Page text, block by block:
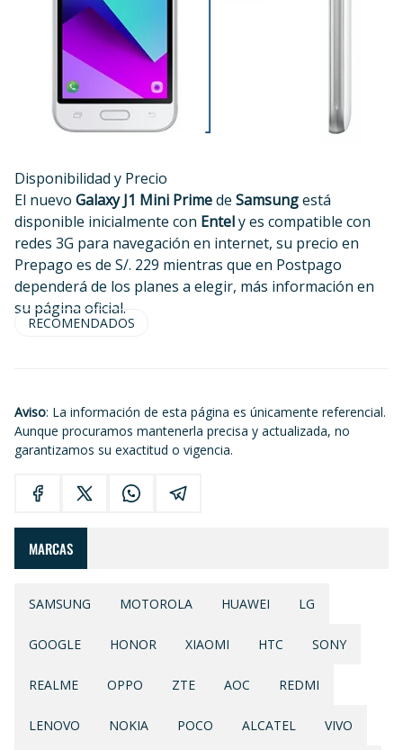
Disponibilidad y Precio
El nuevo Galaxy J1 Mini Primede Samsungestá
disponible inicialmente con Entely es compatible con
redes 3G para navegación en internet, su precio en
Prepago es de S/. 229 mientras que en Postpago
dependerá de los planes a elegir, más información en
su página oficial.
RECOMENDADOS
Aviso: La información de esta página es únicamente referencial.
Aunque procuramos mantenerla precisa y actualizada, no
garantizamos su exactitud o vigencia.
MARCAS
SAMSUNG MOTOROLA HUAWEI LG
GOOGLE HONOR XIAOMI HTC SONY
REALME OPPO ZTE AOC REDMI
LENOVO NOKIA POCO ALCATEL VIVO